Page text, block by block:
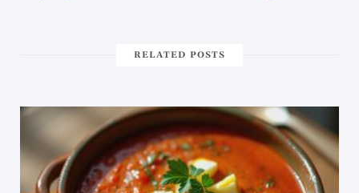
RELATED POSTS